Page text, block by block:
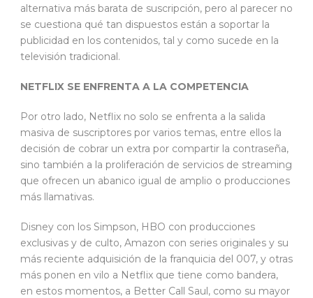
alternativa más barata de suscripción, pero al parecer no
se cuestiona qué tan dispuestos están a soportar la
publicidad en los contenidos, tal y como sucede en la
televisión tradicional.
NETFLIX SE ENFRENTA A LA COMPETENCIA
Por otro lado, Netflix no solo se enfrenta a la salida
masiva de suscriptores por varios temas, entre ellos la
decisión de cobrar un extra por compartir la contraseña,
sino también a la proliferación de servicios de streaming
que ofrecen un abanico igual de amplio o producciones
más llamativas.
Disney con los Simpson, HBO con producciones
exclusivas y de culto, Amazon con series originales y su
más reciente adquisición de la franquicia del 007, y otras
más ponen en vilo a Netflix que tiene como bandera,
en estos momentos, a Better Call Saul, como su mayor